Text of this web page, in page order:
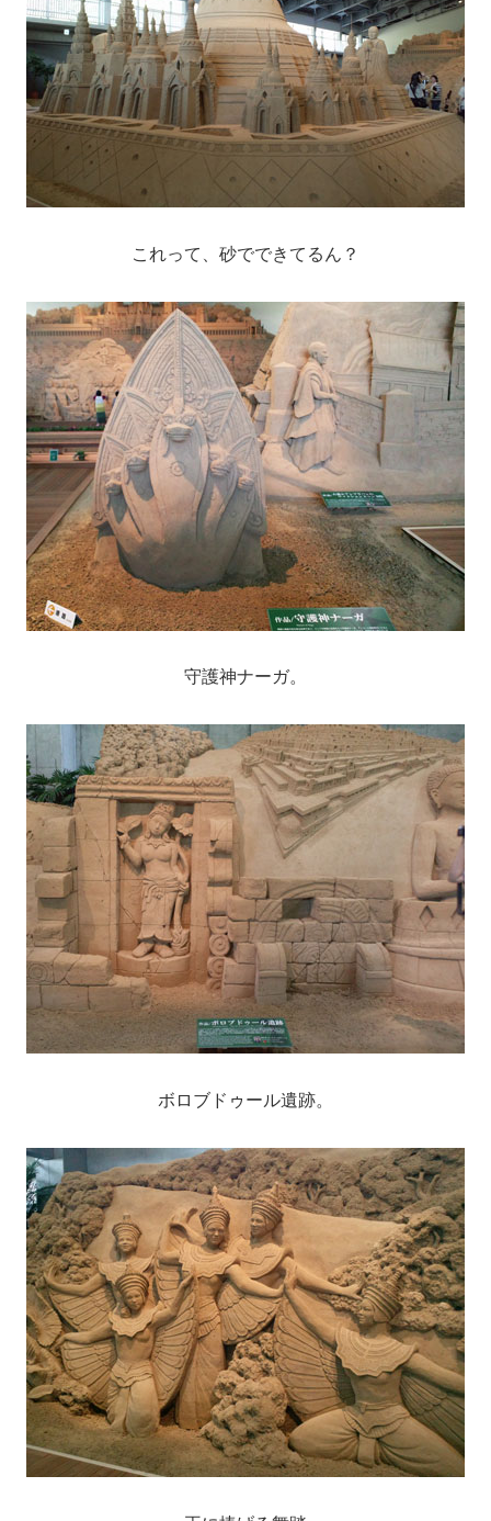
これって、砂でできてるん？
守護神ナーガ。
ボロブドゥール遺跡。